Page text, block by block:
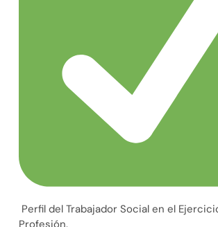
Perfil del Trabajador Social en el
Profesión.